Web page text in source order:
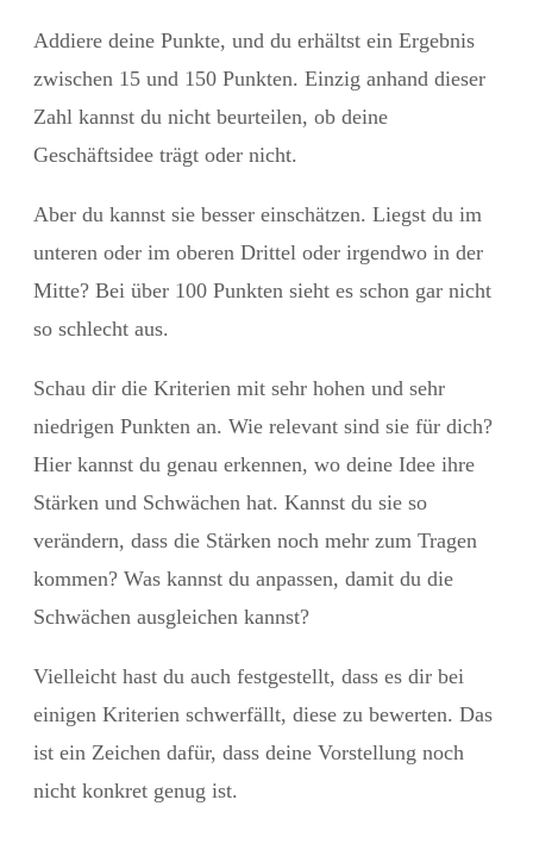
Addiere deine Punkte, und du erhältst ein Ergebnis
zwischen 15 und 150 Punkten. Einzig anhand dieser
Zahl kannst du nicht beurteilen, ob deine
Geschäftsidee trägt oder nicht.
Aber du kannst sie besser einschätzen. Liegst du im
unteren oder im oberen Drittel oder irgendwo in der
Mitte? Bei über 100 Punkten sieht es schon gar nicht
so schlecht aus.
Schau dir die Kriterien mit sehr hohen und sehr
niedrigen Punkten an. Wie relevant sind sie für dich?
Hier kannst du genau erkennen, wo deine Idee ihre
Stärken und Schwächen hat. Kannst du sie so
verändern, dass die Stärken noch mehr zum Tragen
kommen? Was kannst du anpassen, damit du die
Schwächen ausgleichen kannst?
Vielleicht hast du auch festgestellt, dass es dir bei
einigen Kriterien schwerfällt, diese zu bewerten. Das
ist ein Zeichen dafür, dass deine Vorstellung noch
nicht konkret genug ist.